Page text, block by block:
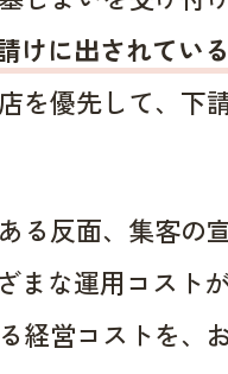
けに出されてい
を優先して、下
る反面、集客の
な運用コスト
経営コストを、